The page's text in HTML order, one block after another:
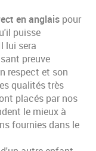
en anglais pour
puisse
lui sera
preuve
respect et son
qualités très
placés par nos
le mieux à
fournies dans le